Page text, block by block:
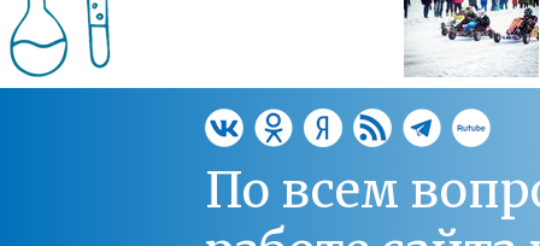
По всем